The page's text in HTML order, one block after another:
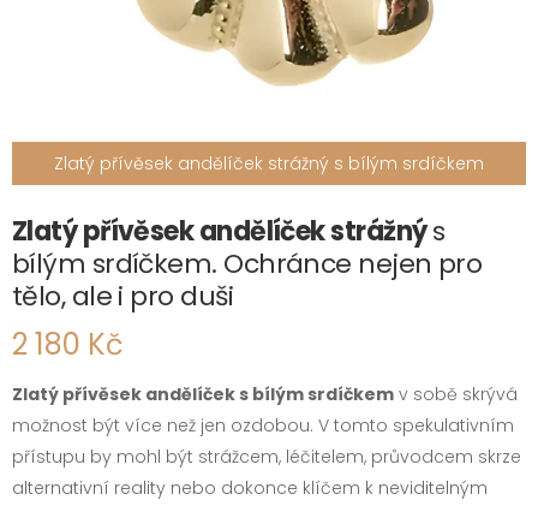
Zlatý přívěsek andělíček strážný s bílým srdíčkem
Zlatý přívěsek andělíček strážnýs
bílým srdíčkem. Ochránce nejen pro
tělo, ale i pro duši
2 180 Kč
Zlatý přívěsek andělíček s bílým srdíčkem v sobě skrývá
možnost být více než jen ozdobou. V tomto spekulativním
přístupu by mohl být strážcem, léčitelem, průvodcem skrze
alternativní reality nebo dokonce klíčem k neviditelným